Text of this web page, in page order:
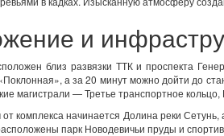
и
близ развязки ТТК и проспекта
а за 20 минут можно дойти до
магистрали — Третье транспортное
комплекса начинается Долина реки
парк Новодевичьи пруды и